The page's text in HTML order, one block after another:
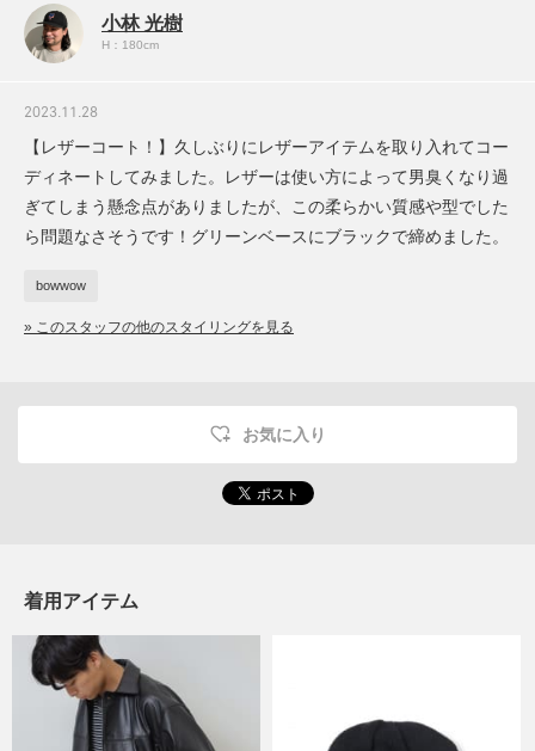
小林 光樹
H：180cm
2023.11.28
【レザーコート！】久しぶりにレザーアイテムを取り入れてコー
ディネートしてみました。レザーは使い方によって男臭くなり過
ぎてしまう懸念点がありましたが、この柔らかい質感や型でした
ら問題なさそうです！グリーンベースにブラックで締めました。
bowwow
» このスタッフの他のスタイリングを見る
お気に入り
着用アイテム